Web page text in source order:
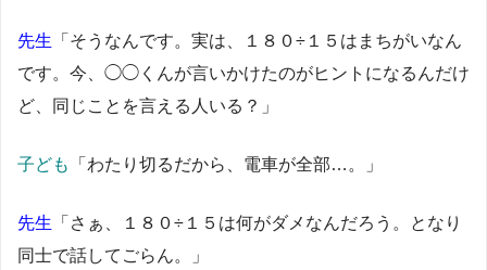
先生 「そうなんです。実は、１８０÷１５はまちがいなん
です。今、◯◯くんが言いかけたのがヒントになるんだけ
ど、同じことを言える人いる？」
子ども 「わたり切るだから、電車が全部…。」
先生 「さぁ、１８０÷１５は何がダメなんだろう。となり
同士で話してごらん。」